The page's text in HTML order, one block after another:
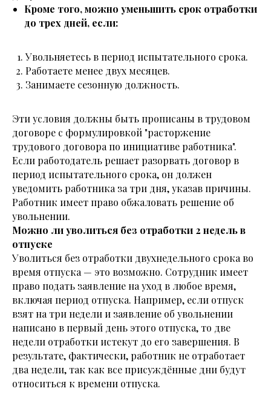
Кроме того, можно уменьшить срок отработки
до трех дней, если:
Увольняетесь в период испытательного срока.
Работаете менее двух месяцев.
Занимаете сезонную должность.
Эти условия должны быть прописаны в трудовом
договоре с формулировкой "расторжение
трудового договора по инициативе работника".
Если работодатель решает разорвать договор в
период испытательного срока, он должен
уведомить работника за три дня, указав причины.
Работник имеет право обжаловать решение об
увольнении.
Можно ли уволиться без отработки 2 недель в
отпуске
Уволиться без отработки двухнедельного срока во
время отпуска — это возможно. Сотрудник имеет
право подать заявление на уход в любое время,
включая период отпуска. Например, если отпуск
взят на три недели и заявление об увольнении
написано в первый день этого отпуска, то две
недели отработки истекут до его завершения. В
результате, фактически, работник не отработает
два недели, так как все присуждённые дни будут
относиться к времени отпуска.